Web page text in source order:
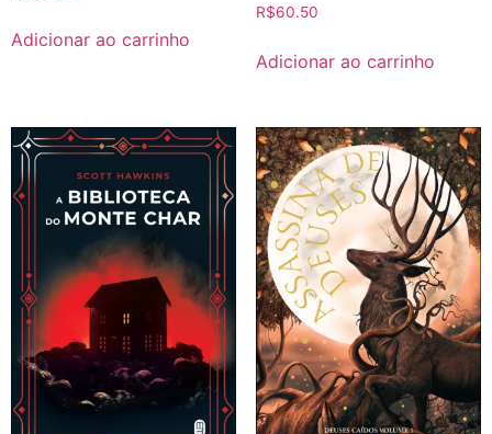
Adicionar ao carrinho
R$60.50
Adicionar ao carrinho